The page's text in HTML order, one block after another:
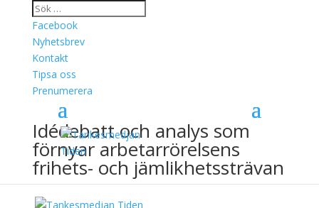
Facebook
Nyhetsbrev
Kontakt
Tipsa oss
Prenumerera
Idédebatt och analys som
förnyar arbetarrörelsens
frihets- och jämlikhetssträvan